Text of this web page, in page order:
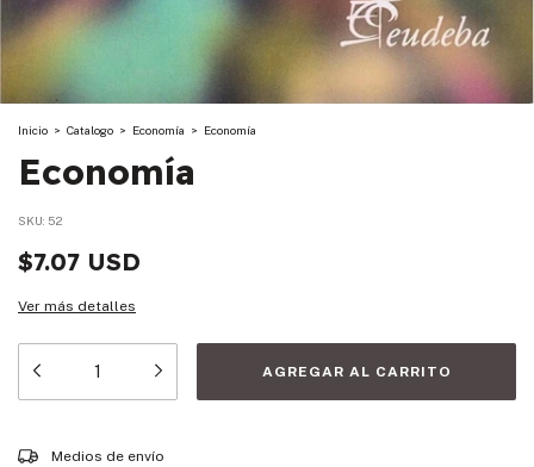
Inicio > Catalogo > Economía > Economía
Economía
SKU: 52
$7.07 USD
Ver más detalles
Entregas para el CP:
Medios de envío